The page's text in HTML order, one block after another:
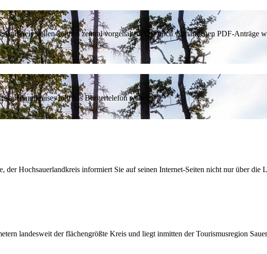
stellen können zentral vorgehalten. Die noch vorhandenen PDF-Anträge
hilft das Bürgertelefon weiter.
der Hochsauerlandkreis informiert Sie auf seinen Internet-Seiten nicht nur über
landesweit der flächengrößte Kreis und liegt inmitten der Tourismusregion